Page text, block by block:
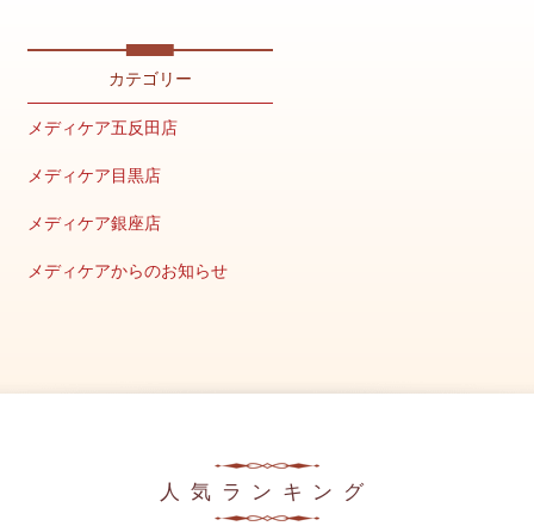
2026年2月
2026年1月
カテゴリー
メディケア五反田店
メディケア目黒店
メディケア銀座店
メディケアからのお知らせ
人気ランキング